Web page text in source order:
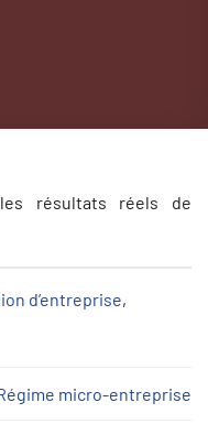
résultats réels de
d’entreprise
micro-entreprise